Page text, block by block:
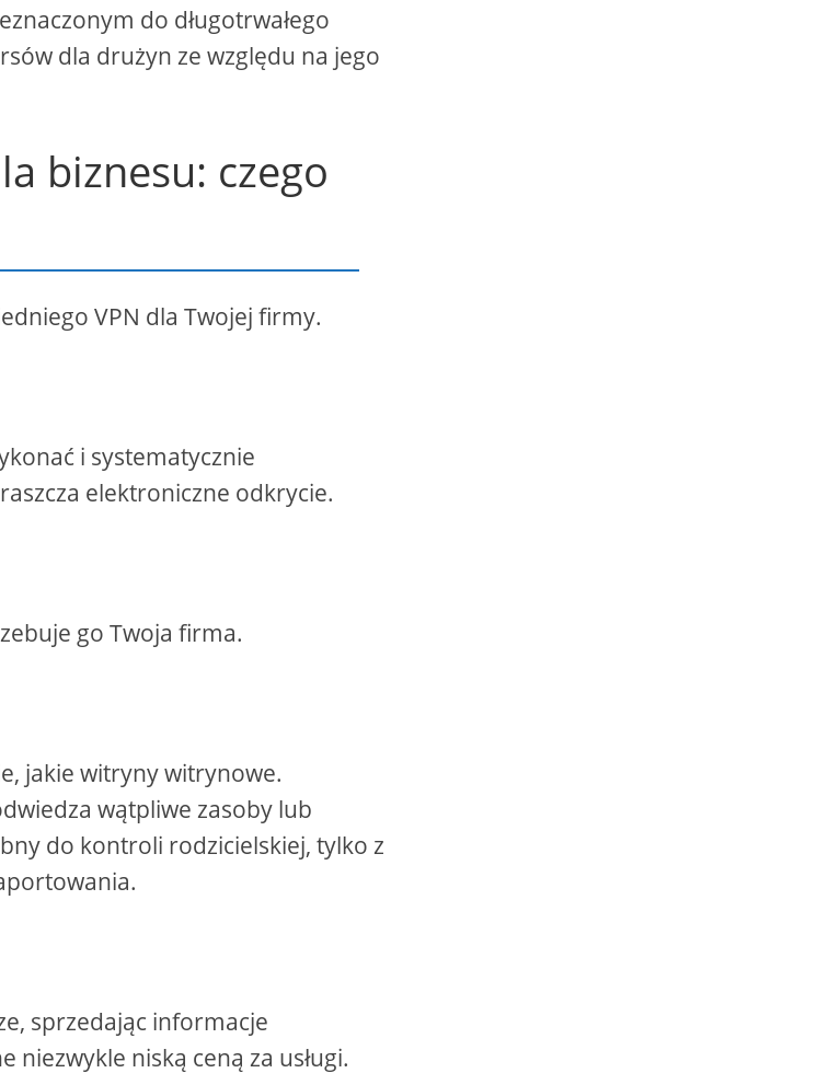
do długotrwałego
dla drużyn ze względu na jego
biznesu: czego
VPN dla Twojej firmy.
i systematycznie
elektroniczne odkrycie.
go Twoja firma.
jakie witryny witrynowe.
wątpliwe zasoby lub
do kontroli rodzicielskiej, tylko z
sprzedając informacje
niską ceną za usługi.